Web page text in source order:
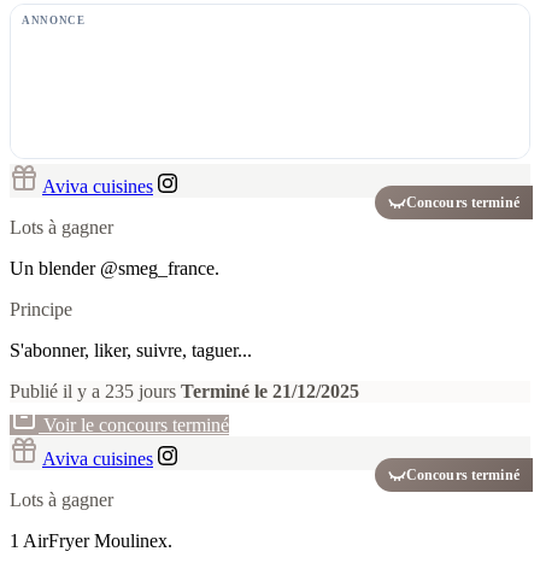
ANNONCE
Concours terminé
Aviva cuisines
Lots à gagner
Un blender @smeg_france.
Principe
S'abonner, liker, suivre, taguer...
Publié il y a 235 jours Terminé le 21/12/2025
Voir le concours terminé
Concours terminé
Aviva cuisines
Lots à gagner
1 AirFryer Moulinex.